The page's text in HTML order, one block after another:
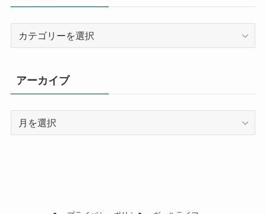
リ
ー
アーカイブ